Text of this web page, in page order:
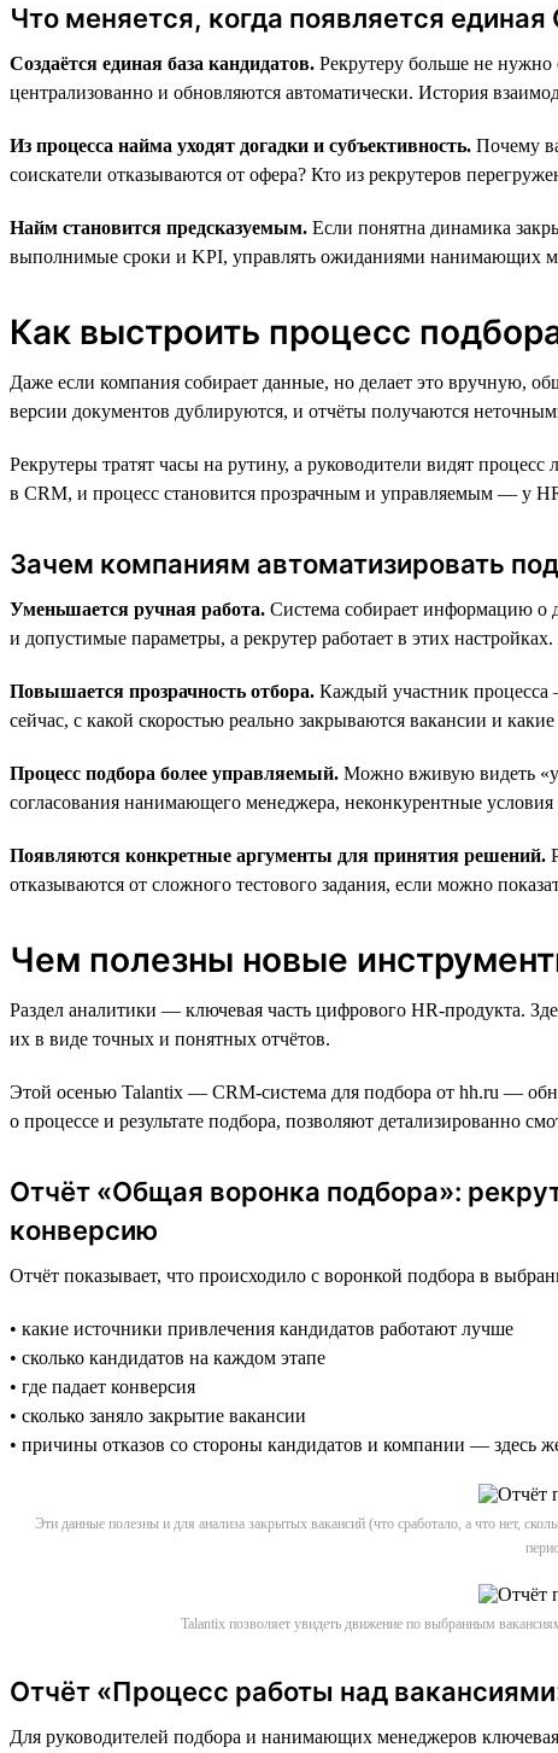
Что меняется, когда появляется
Создаётся единая база кандидатов. Рекрутеру больше не
централизованно и обновляются автоматически. История
Из процесса найма уходят догадки и субъективность. Почему
соискатели отказываются от офера? Кто из рекрутеров
Найм становится предсказуемым. Если понятна динамика
выполнимые сроки и KPI, управлять ожиданиями нанимающих
Как выстроить процесс
Даже если компания собирает данные, но делает это вручную,
версии документов дублируются, и отчёты получаются
Рекрутеры тратят часы на рутину, а руководители видят
в CRM, и процесс становится прозрачным и управляемым — у
Зачем компаниям автоматизировать
Уменьшается ручная работа. Система собирает информацию о
и допустимые параметры, а рекрутер работает в этих
Повышается прозрачность отбора. Каждый участник процесса
сейчас, с какой скоростью реально закрываются вакансии и
Процесс подбора более управляемый. Можно вживую видеть
согласования нанимающего менеджера, неконкурентные
Появляются конкретные аргументы для принятия решений.
отказываются от сложного тестового задания, если можно
Чем полезны новые
Раздел аналитики — ключевая часть цифрового HR-продукта.
их в виде точных и понятных отчётов.
Этой осенью Talantix — CRM-система для подбора от hh.ru —
о процессе и результате подбора, позволяют детализированно
Отчёт «Общая воронка подбора»:
конверсию
Отчёт показывает, что происходило с воронкой подбора в
• какие источники привлечения кандидатов работают лучше
• сколько кандидатов на каждом этапе
• где падает конверсия
• сколько заняло закрытие вакансии
• причины отказов со стороны кандидатов и компании — здесь
Эти данные полезны и для анализа закрытых вакансий (что сработало, а что нет,
Talantix позволяет увидеть движение по выбранным
Отчёт «Процесс работы над
Для руководителей подбора и нанимающих менеджеров